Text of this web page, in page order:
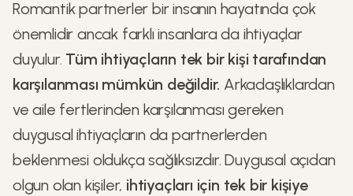
Romantik partnerler bir insanın hayatında çok
önemlidir ancak farklı insanlara da ihtiyaçlar
duyulur. Tüm ihtiyaçların tek bir kişi tarafından
karşılanması mümkün değildir. Arkadaşlıklardan
ve aile fertlerinden karşılanması gereken
duygusal ihtiyaçların da partnerlerden
beklenmesi oldukça sağlıksızdır. Duygusal açıdan
olgun olan kişiler, ihtiyaçları için tek bir kişiye